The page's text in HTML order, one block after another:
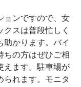
ョンですので、女
スは普段忙しく
かります。バイ
ちの方はぜひご相
えます。駐車場が
られます。モニタ